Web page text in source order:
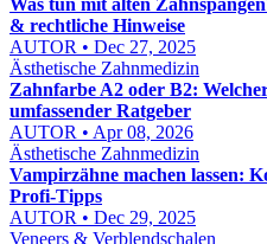
Was tun mit alten
& rechtliche Hinweise
AUTOR • Dec 27, 2025
Ästhetische Zahnmedizin
Zahnfarbe A2 oder B2:
umfassender Ratgeber
AUTOR • Apr 08, 2026
Ästhetische Zahnmedizin
Vampirzähne machen lassen:
Profi-Tipps
AUTOR • Dec 29, 2025
Veneers & Verblendschalen